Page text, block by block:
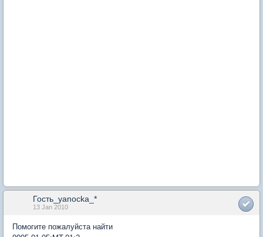
Гость_yanocka_*
13 Jan 2010
Помогите пожалуйста найти